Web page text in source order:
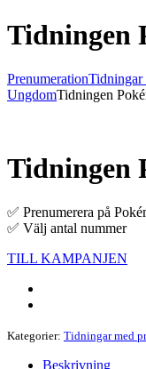
Tidningen
PrenumerationTidningar
UngdomTidningen
Tidningen
✅ Prenumerera på
✅ Välj antal nummer
TILL KAMPANJEN
Kategorier: Tidningar med
Beskrivning